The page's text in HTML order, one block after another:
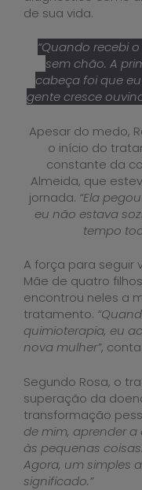
de sua vida.
“Quando recebi
sem chão. A
cabeça foi que
gente cresce
Apesar do medo,
o início do
constante da
Almeida, que
jornada. “Ela
eu não estava
tempo
A força para seguir
Mãe de quatro
encontrou neles a
tratamento.
quimioterapia, eu
nova mulher”, conta.
Segundo Rosa, o
superação da
transformação
de mim, aprender a
às pequenas
Agora, um simples
significado.”